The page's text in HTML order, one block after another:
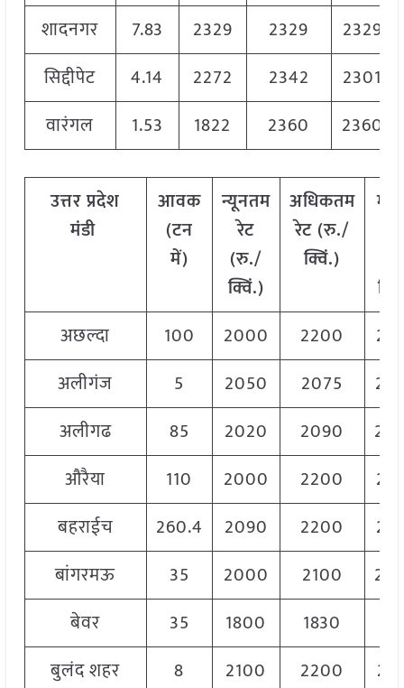
शादनगर
7.83 2329 2329
2329
सिद्दीपेट
4.14 2272 2342
2301
वारंगल
1.53 1822 2360 2360
उत्तरप्रदेश
मंडी
आवक
(टन
में)
न्यूनतम
रेट
(रु./
क्विं.)
अधिकतम
रेट (रु./
क्विं.)
क्विं
अछल्दा
100 2000 2200
अलीगंज
5 2050 2075
अलीगढ
85 2020 2090
औरैया
110 2000 2200
बहराईच
260.4 2090 2200
बांगरमऊ
35 2000 2100
बेवर
35 1800 1830
बुलंद शहर
8 2100 2200